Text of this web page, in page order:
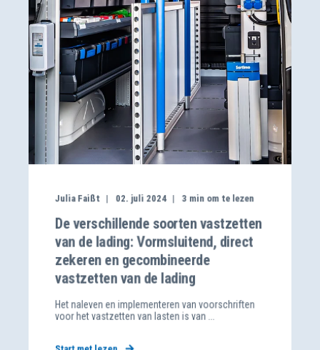
Julia Faißt 02. juli 2024 3 min om te lezen
De verschillende soorten vastzetten
van de lading: Vormsluitend, direct
zekeren en gecombineerde
vastzetten van de lading
Het naleven en implementeren van voorschriften
voor het vastzetten van lasten is van ...